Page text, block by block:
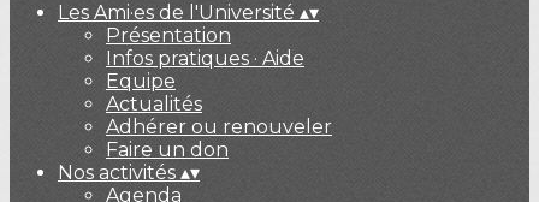
Les Ami·es de l'Université ▴▾
Présentation
Infos pratiques · Aide
Equipe
Actualités
Adhérer ou renouveler
Faire un don
Nos activités ▴▾
Agenda